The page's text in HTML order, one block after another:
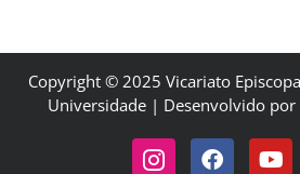
Copyright © 2025 Vicariato
Universidade | Desenvolvido por